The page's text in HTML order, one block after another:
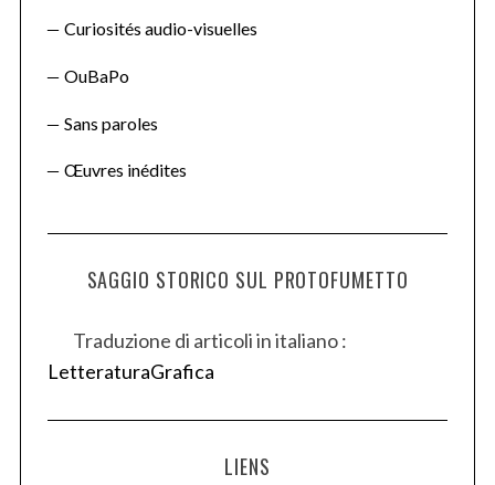
Curiosités audio-visuelles
OuBaPo
Sans paroles
Œuvres inédites
SAGGIO STORICO SUL PROTOFUMETTO
Traduzione di articoli in italiano :
LetteraturaGrafica
LIENS